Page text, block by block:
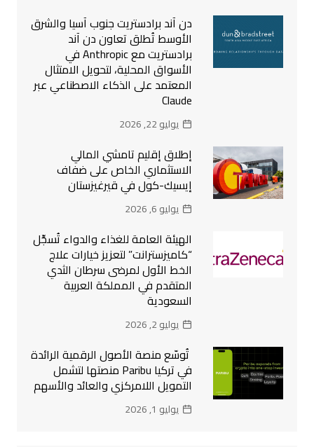
دن آند برادستريت جنوب آسيا والشرق
الأوسط تُطلق تعاون دن آند
برادستريت مع Anthropic في
الأسواق المحلية، لتحويل الامتثال
المعتمد على الذكاء الاصطناعي عبر
Claude
يوليو 22, 2026
إطلاق إقليم تامشي المالي
الاستثماري الخاص على ضفاف
إيسيك-كول في قيرغيزستان
يوليو 6, 2026
الهيئة العامة للغذاء والدواء تُسجِّل
“كاميزسترانت” لتعزيز خيارات علاج
الخط الأول لمرضى سرطان الثدي
المتقدم في المملكة العربية
السعودية
يوليو 2, 2026
تُوسّع منصة الأصول الرقمية الرائدة
في تركيا Paribu منصتها لتشمل
التمويل اللامركزي والعائد والأسهم
يوليو 1, 2026